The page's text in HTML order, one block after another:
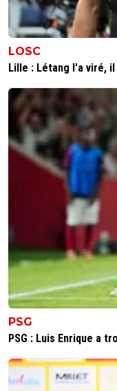
LOSC
Lille : Létang l'a viré,
PSG
PSG : Luis Enrique a